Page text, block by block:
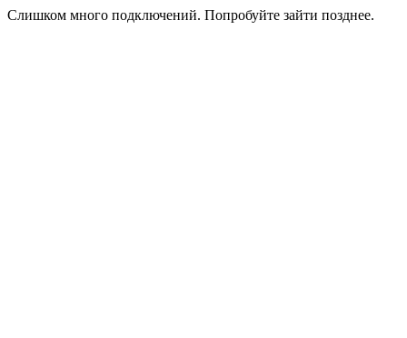
Слишком много подключений. Попробуйте зайти позднее.